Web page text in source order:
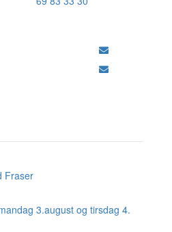
Fraser
3.august og tirsdag 4.